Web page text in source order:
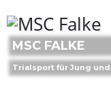
to
content
MSC FALKE
Trialsport für Jung und